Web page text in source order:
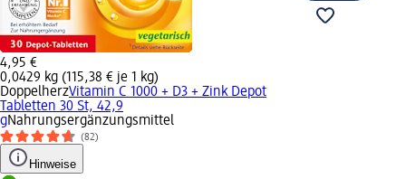
4,95 €
0,0429 kg (115,38 € je 1 kg)
DoppelherzVitamin C 1000 + D3 + Zink Depot
Tabletten 30 St, 42,9
gNahrungsergänzungsmittel
(82)
Hinweise